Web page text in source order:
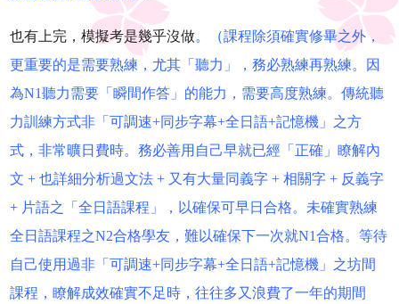
也有上完，模擬考是幾乎沒做。（課程除須確實修畢之外，
更重要的是需要熟練，尤其「聽力」，務必熟練再熟練。因
為N1聽力需要「瞬間作答」的能力，需要高度熟練。傳統聽
力訓練方式非「可調速+同步字幕+全日語+記憶機」之方
式，非常曠日費時。務必善用自己早就已經「正確」瞭解內
文 + 也詳細分析過文法 + 又有大量同義字 + 相關字 + 反義字
+ 片語之「全日語課程」，以確保可早日合格。未確實熟練
全日語課程之N2合格學友，難以確保下一次就N1合格。等待
自己使用過非「可調速+同步字幕+全日語+記憶機」之坊間
課程，瞭解成效確實不足時，往往多又浪費了一年的期間